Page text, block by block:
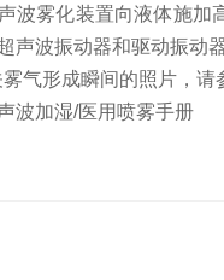
波雾化装置向液体施加
声波振动器和驱动振动
气形成瞬间的照片，请
波加湿/医用喷雾手册